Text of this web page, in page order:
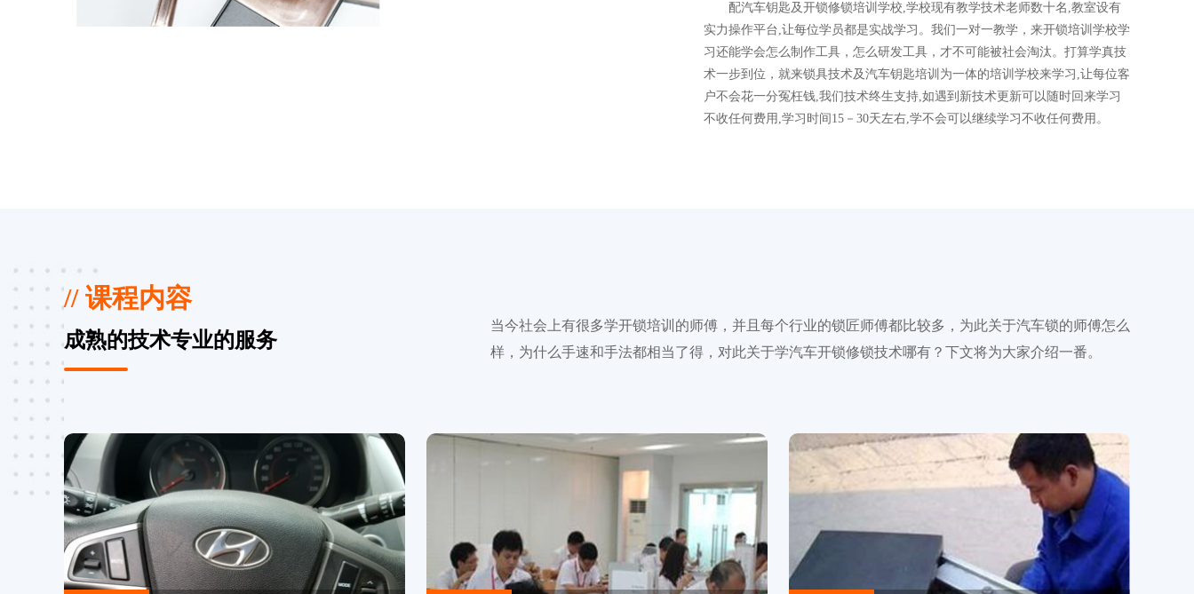
配汽车钥匙及开锁修锁培训学校,学校现有教学技术老师数十名,教室设有
实力操作平台,让每位学员都是实战学习。我们一对一教学，来开锁培训学校学
习还能学会怎么制作工具，怎么研发工具，才不可能被社会淘汰。打算学真技
术一步到位，就来锁具技术及汽车钥匙培训为一体的培训学校来学习,让每位客
户不会花一分冤枉钱,我们技术终生支持,如遇到新技术更新可以随时回来学习
不收任何费用,学习时间15－30天左右,学不会可以继续学习不收任何费用。
// 课程内容
成熟的技术专业的服务
当今社会上有很多学开锁培训的师傅，并且每个行业的锁匠师傅都比较多，为此关于汽车锁的师傅怎么
样，为什么手速和手法都相当了得，对此关于学汽车开锁修锁技术哪有？下文将为大家介绍一番。